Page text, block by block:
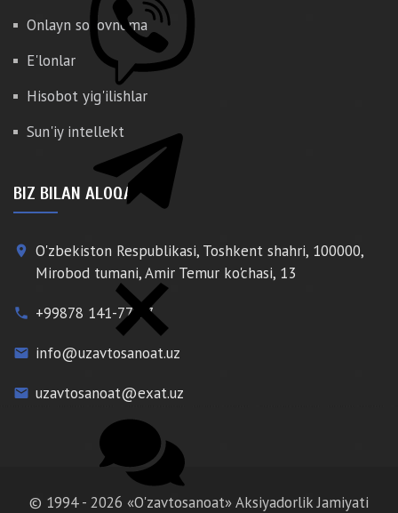
Onlayn so'rovnoma
E'lonlar
Hisobot yig'ilishlar
Sun'iy intellekt
BIZ BILAN ALOQA
place O'zbekiston Respublikasi, Toshkent shahri, 100000,
Mirobod tumani, Amir Temur ko'chasi, 13
phone +99878 141-77-77
email info@uzavtosanoat.uz
email uzavtosanoat@exat.uz
© 1994 - 2026 «O'zavtosanoat» Aksiyadorlik Jamiyati